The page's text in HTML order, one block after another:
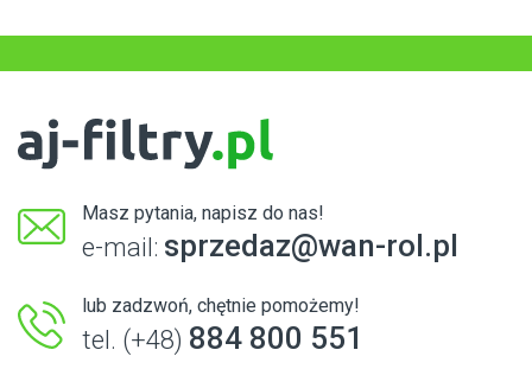
Masz pytania, napisz do nas!
e-mail: sprzedaz@wan-rol.pl
lub zadzwoń, chętnie pomożemy!
tel. (+48) 884 800 551